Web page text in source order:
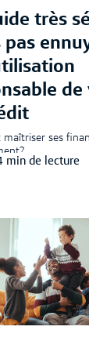
très
pas
de
maîtriser ses
min de lecture